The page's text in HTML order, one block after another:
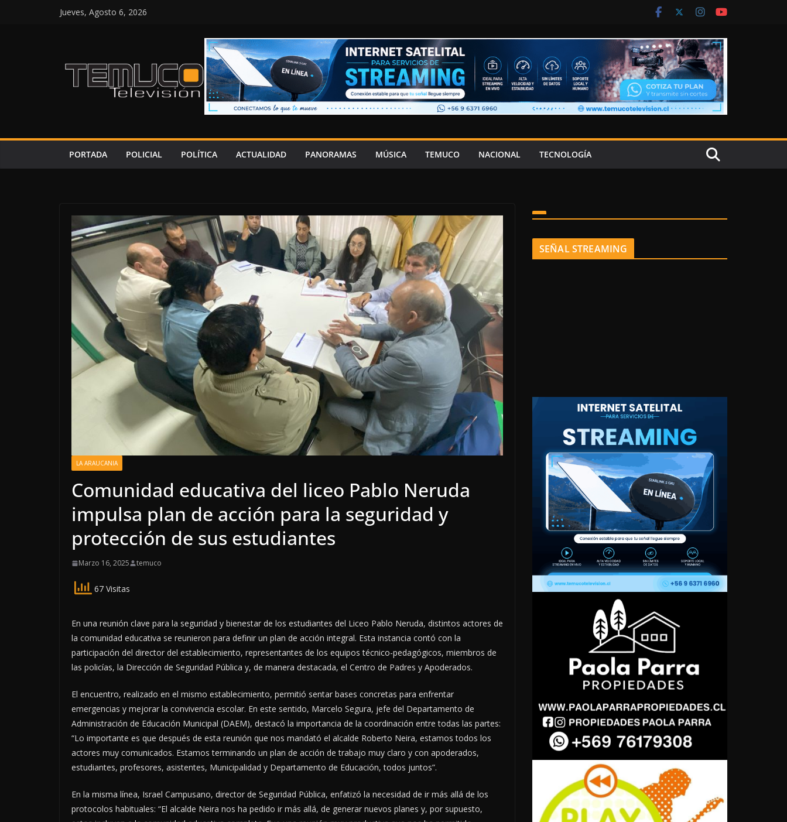
Jueves, Agosto 6, 2026
PORTADA POLICIAL POLÍTICA ACTUALIDAD PANORAMAS MÚSICA TEMUCO NACIONAL TECNOLOGÍA
LA ARAUCANIA
Comunidad educativa del liceo Pablo Neruda
impulsa plan de acción para la seguridad y
protección de sus estudiantes
Marzo 16, 2025 temuco
67 Visitas
En una reunión clave para la seguridad y bienestar de los estudiantes del Liceo Pablo Neruda, distintos actores de
la comunidad educativa se reunieron para definir un plan de acción integral. Esta instancia contó con la
participación del director del establecimiento, representantes de los equipos técnico-pedagógicos, miembros de
las policías, la Dirección de Seguridad Pública y, de manera destacada, el Centro de Padres y Apoderados.
El encuentro, realizado en el mismo establecimiento, permitió sentar bases concretas para enfrentar
emergencias y mejorar la convivencia escolar. En este sentido, Marcelo Segura, jefe del Departamento de
Administración de Educación Municipal (DAEM), destacó la importancia de la coordinación entre todas las partes:
“Lo importante es que después de esta reunión que nos mandató el alcalde Roberto Neira, estamos todos los
actores muy comunicados. Estamos terminando un plan de acción de trabajo muy claro y con apoderados,
estudiantes, profesores, asistentes, Municipalidad y Departamento de Educación, todos juntos”.
En la misma línea, Israel Campusano, director de Seguridad Pública, enfatizó la necesidad de ir más allá de los
protocolos habituales: “El alcalde Neira nos ha pedido ir más allá, de generar nuevos planes y, por supuesto,
SEÑAL STREAMING